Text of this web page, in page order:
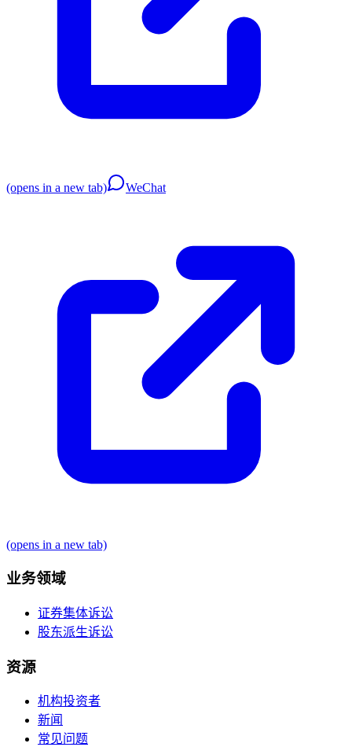
(opens in a new tab) WeChat
(opens in a new tab)
业务领域
证券集体诉讼
股东派生诉讼
资源
机构投资者
新闻
常见问题